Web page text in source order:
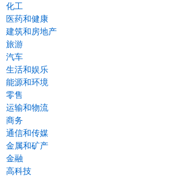
化工
医药和健康
建筑和房地产
旅游
汽车
生活和娱乐
能源和环境
零售
运输和物流
商务
通信和传媒
金属和矿产
金融
高科技